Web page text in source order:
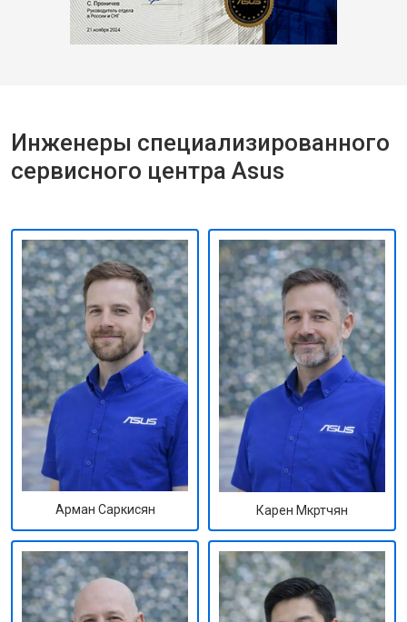
Инженеры специализированного
сервисного центра Asus
Арман Саркисян Карен Мкртчян